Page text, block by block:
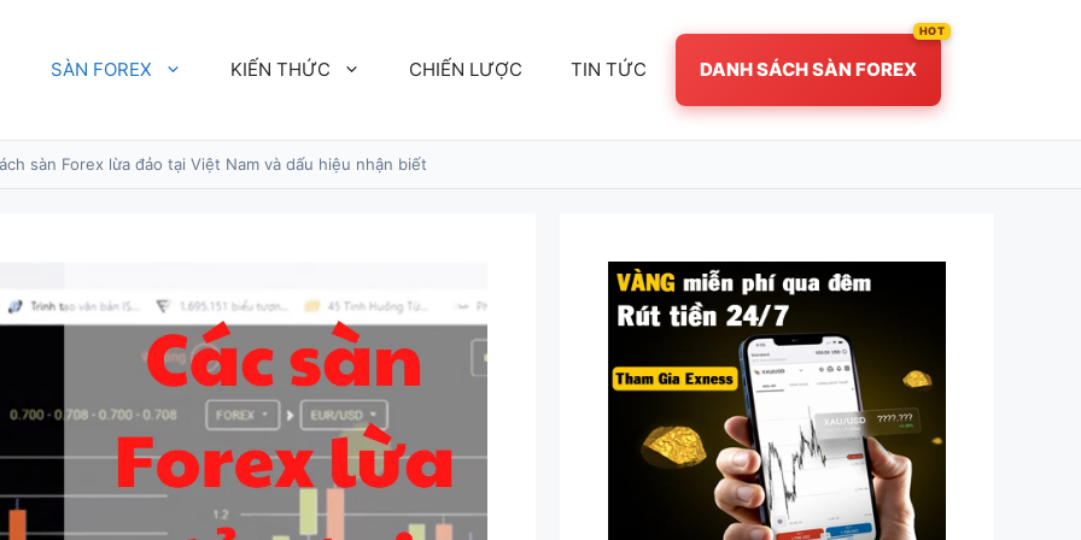
SÀN FOREX KIẾN THỨC CHIẾN LƯỢC TIN TỨC DANH SÁCH SÀN FOREX
sàn Forex lừa đảo tại Việt Nam và dấu hiệu nhận biết